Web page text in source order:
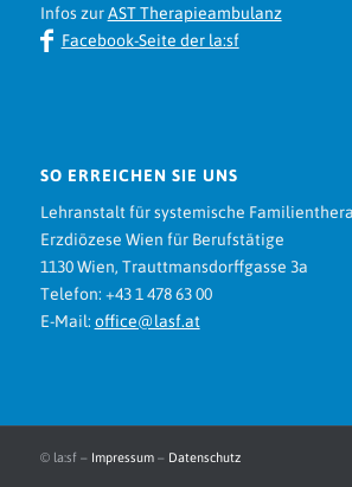
Infos zurAST Therapieambulanz
Facebook-Seite der la:sf
SO ERREICHEN SIE UNS
Lehranstalt für systemische
Erzdiözese Wien für Berufstätige
1130 Wien, Trauttmansdorffgasse 3a
Telefon: +43 1 478 63 00
E-Mail: office@lasf.at
© la:sf – Impressum– Datenschutz